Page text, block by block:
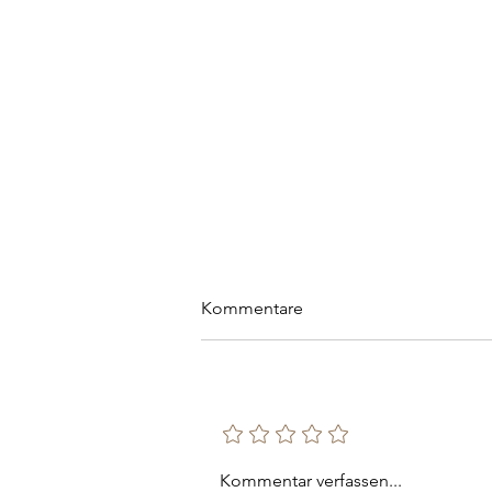
Strategische Fehler beim
Kommentare
Kommentar verfassen...